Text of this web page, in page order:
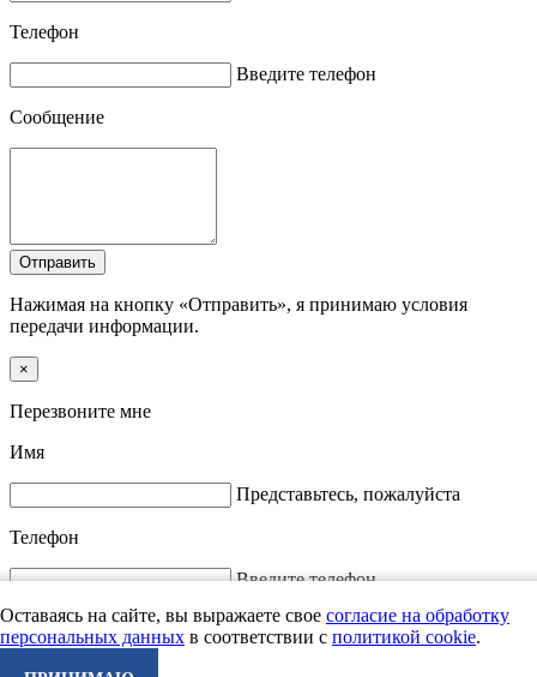
Оставаясь на сайте, вы выражаете свое согласие на обработку
персональных данных в соответствии с политикой cookie.
Телефон
Введите телефон
Сообщение
Отправить
Нажимая на кнопку «Отправить», я принимаю условия
передачи информации.
×
Перезвоните мне
Имя
Представьтесь, пожалуйста
Телефон
Введите телефон
Нажимая на кнопку «Отправить», я принимаю условия
передачи информации.